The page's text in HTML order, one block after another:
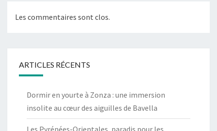
Les commentaires sont clos.
ARTICLES RÉCENTS
Dormir en yourte à Zonza : une immersion
insolite au cœur des aiguilles de Bavella